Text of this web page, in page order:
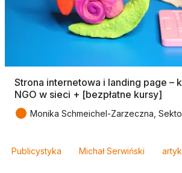
Strona internetowa i landing page –
NGO w sieci + [bezpłatne kursy]
● Monika Schmeichel-Zarzeczna,
Publicystyka Michał Serwiński